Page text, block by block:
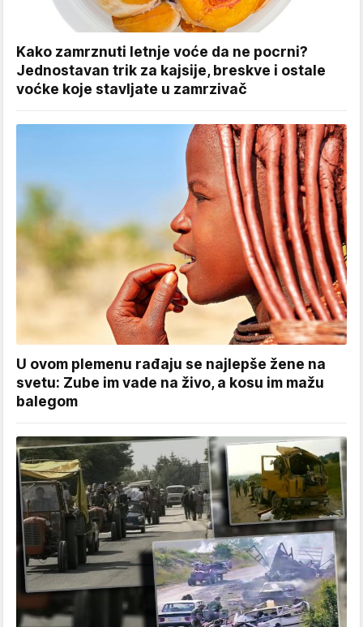
Kako zamrznuti letnje voće da ne pocrni?
Jednostavan trik za kajsije, breskve i ostale
voćke koje stavljate u zamrzivač
U ovom plemenu rađaju se najlepše žene na
svetu: Zube im vade na živo, a kosu im mažu
balegom